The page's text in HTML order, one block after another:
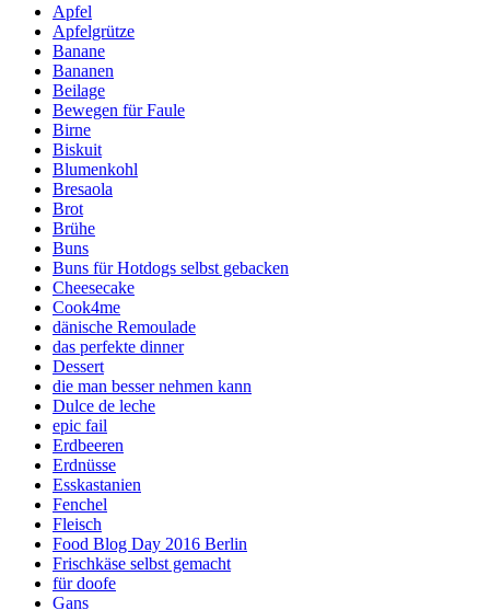
Apfel
Apfelgrütze
Banane
Bananen
Beilage
Bewegen für Faule
Birne
Biskuit
Blumenkohl
Bresaola
Brot
Brühe
Buns
Buns für Hotdogs selbst gebacken
Cheesecake
Cook4me
dänische Remoulade
das perfekte dinner
Dessert
die man besser nehmen kann
Dulce de leche
epic fail
Erdbeeren
Erdnüsse
Esskastanien
Fenchel
Fleisch
Food Blog Day 2016 Berlin
Frischkäse selbst gemacht
für doofe
Gans